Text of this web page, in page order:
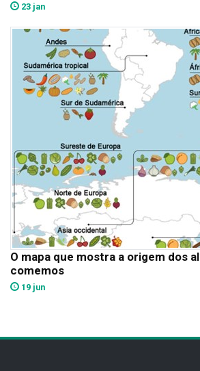
23 jan
O mapa que mostra a origem dos
comemos
19 jun